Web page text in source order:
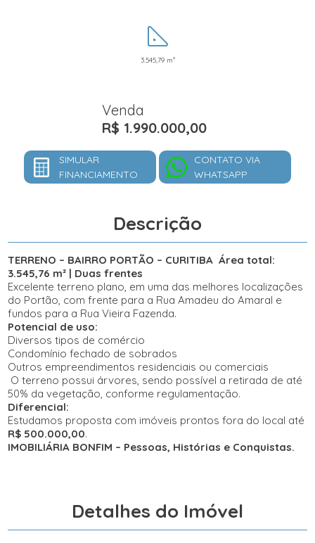
3.545,79 m²
Venda
R$ 1.990.000,00
SIMULAR
FINANCIAMENTO
CONTATO VIA
WHATSAPP
Descrição
TERRENO – BAIRRO PORTÃO – CURITIBAÁrea total:
3.545,76 m² | Duas frentes
Excelente terreno plano, em uma das melhores localizações
do Portão, com frente para a Rua Amadeu do Amaral e
fundos para a Rua Vieira Fazenda.
Potencial de uso:
Diversos tipos de comércio
Condomínio fechado de sobrados
Outros empreendimentos residenciais ou comerciais
O terreno possui árvores, sendo possível a retirada de até
50% da vegetação, conforme regulamentação.
Diferencial:
Estudamos proposta com imóveis prontos fora do local até
R$ 500.000,00.
IMOBILIÁRIA BONFIM – Pessoas, Histórias e Conquistas.
Detalhes do Imóvel